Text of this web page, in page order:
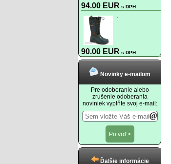
94.00 EUR s DPH
90.00 EUR s DPH
Novinky e-mailom
Pre odoberanie alebo
zrušenie odoberania
noviniek vyplňte svoj e-mail:
Ďalšie informácie